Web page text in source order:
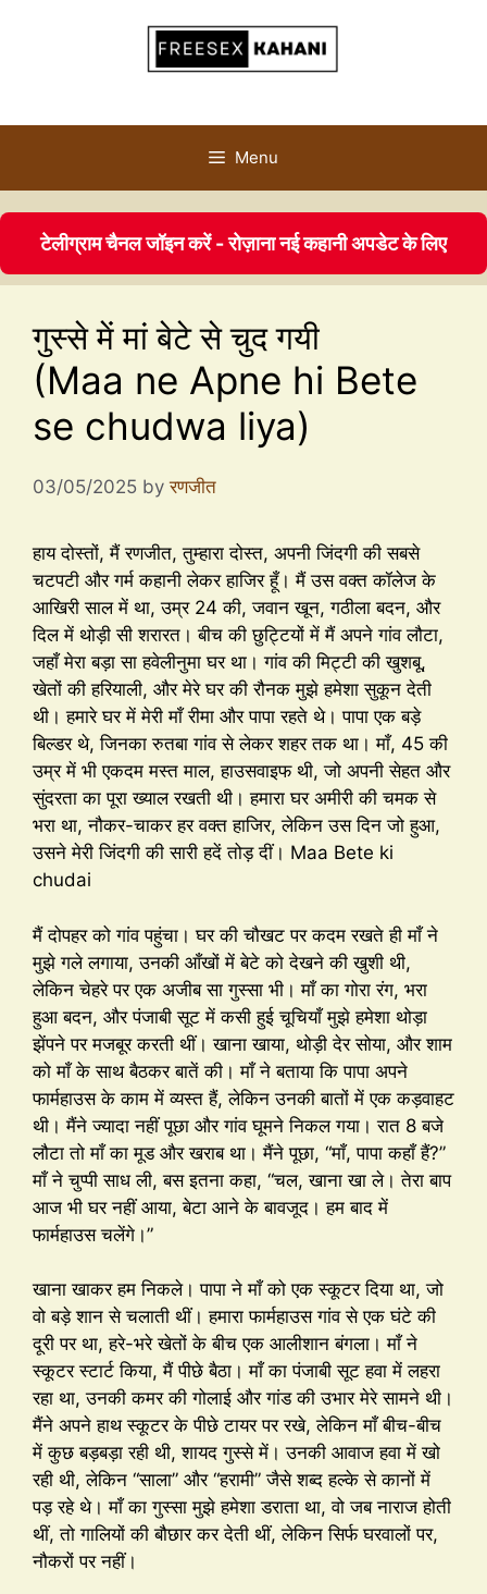
Menu
टेलीग्राम चैनल जॉइन करें - रोज़ाना नई कहानी अपडेट के लिए
गुस्से में मां बेटे से चुद गयी
(Maa ne Apne hi Bete
se chudwa liya)
03/05/2025 byरणजीत
हाय दोस्तों, मैं रणजीत, तुम्हारा दोस्त, अपनी जिंदगी की सबसे
चटपटी और गर्म कहानी लेकर हाजिर हूँ। मैं उस वक्त कॉलेज के
आखिरी साल में था, उम्र 24 की, जवान खून, गठीला बदन, और
दिल में थोड़ी सी शरारत। बीच की छुट्टियों में मैं अपने गांव लौटा,
जहाँ मेरा बड़ा सा हवेलीनुमा घर था। गांव की मिट्टी की खुशबू,
खेतों की हरियाली, और मेरे घर की रौनक मुझे हमेशा सुकून देती
थी। हमारे घर में मेरी माँ रीमा और पापा रहते थे। पापा एक बड़े
बिल्डर थे, जिनका रुतबा गांव से लेकर शहर तक था। माँ, 45 की
उम्र में भी एकदम मस्त माल, हाउसवाइफ थी, जो अपनी सेहत और
सुंदरता का पूरा ख्याल रखती थी। हमारा घर अमीरी की चमक से
भरा था, नौकर-चाकर हर वक्त हाजिर, लेकिन उस दिन जो हुआ,
उसने मेरी जिंदगी की सारी हदें तोड़ दीं। Maa Bete ki
chudai
मैं दोपहर को गांव पहुंचा। घर की चौखट पर कदम रखते ही माँ ने
मुझे गले लगाया, उनकी आँखों में बेटे को देखने की खुशी थी,
लेकिन चेहरे पर एक अजीब सा गुस्सा भी। माँ का गोरा रंग, भरा
हुआ बदन, और पंजाबी सूट में कसी हुई चूचियाँ मुझे हमेशा थोड़ा
झेंपने पर मजबूर करती थीं। खाना खाया, थोड़ी देर सोया, और शाम
को माँ के साथ बैठकर बातें की। माँ ने बताया कि पापा अपने
फार्महाउस के काम में व्यस्त हैं, लेकिन उनकी बातों में एक कड़वाहट
थी। मैंने ज्यादा नहीं पूछा और गांव घूमने निकल गया। रात 8 बजे
लौटा तो माँ का मूड और खराब था। मैंने पूछा, “माँ, पापा कहाँ हैं?”
माँ ने चुप्पी साध ली, बस इतना कहा, “चल, खाना खा ले। तेरा बाप
आज भी घर नहीं आया, बेटा आने के बावजूद। हम बाद में
फार्महाउस चलेंगे।”
खाना खाकर हम निकले। पापा ने माँ को एक स्कूटर दिया था, जो
वो बड़े शान से चलाती थीं। हमारा फार्महाउस गांव से एक घंटे की
दूरी पर था, हरे-भरे खेतों के बीच एक आलीशान बंगला। माँ ने
स्कूटर स्टार्ट किया, मैं पीछे बैठा। माँ का पंजाबी सूट हवा में लहरा
रहा था, उनकी कमर की गोलाई और गांड की उभार मेरे सामने थी।
मैंने अपने हाथ स्कूटर के पीछे टायर पर रखे, लेकिन माँ बीच-बीच
में कुछ बड़बड़ा रही थी, शायद गुस्से में। उनकी आवाज हवा में खो
रही थी, लेकिन “साला” और “हरामी” जैसे शब्द हल्के से कानों में
पड़ रहे थे। माँ का गुस्सा मुझे हमेशा डराता था, वो जब नाराज होती
थीं, तो गालियों की बौछार कर देती थीं, लेकिन सिर्फ घरवालों पर,
नौकरों पर नहीं।